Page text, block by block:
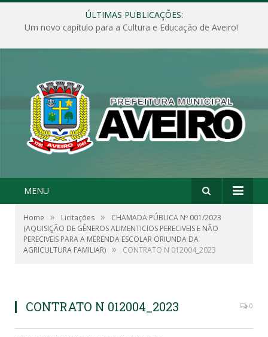
ÚLTIMAS PUBLICAÇÕES:
Um novo capítulo para a Cultura e Educação de Aveiro!
MENU
Home » Licitações »
CHAMADA PÚBLICA Nº 001/2023
(AQUISIÇÃO DE GÊNEROS ALIMENTICIOS PERECIVEIS E NÃO
PERECIVEIS PARA A MERENDA ESCOLAR ORIUNDA DA
AGRICULTURA FAMILIAR) » CONTRATO N 012004_2023
CONTRATO N 012004_2023 0